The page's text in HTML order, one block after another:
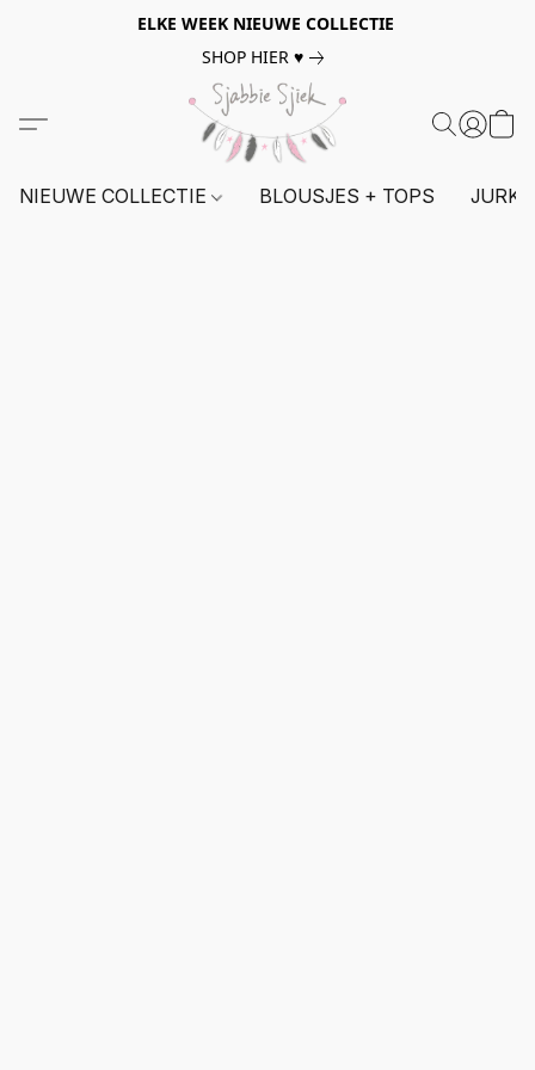
ELKE WEEK NIEUWE COLLECTIE
SHOP HIER ♥
NIEUWE COLLECTIE BLOUSJES + TOPS